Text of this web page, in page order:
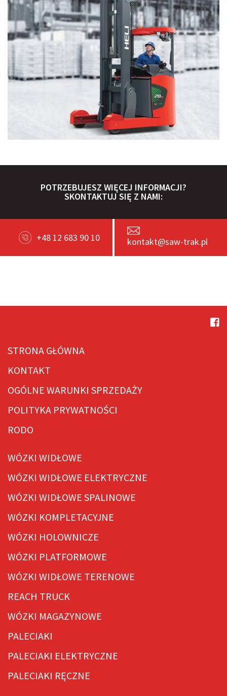
POTRZEBUJESZ WIĘCEJ INFORMACJI?
SKONTAKTUJ SIĘ Z NAMI:
+48 12 683 90 10 kontakt@saw-trak.pl
STRONA GŁÓWNA
KONTAKT
OGÓLNE WARUNKI SPRZEDAŻY
POLITYKA PRYWATNOŚCI
RODO
WÓZKI WIDŁOWE
WÓZKI WIDŁOWE ELEKTRYCZNE
WÓZKI WIDŁOWE SPALINOWE
WÓZKI KOMPLETACYJNE
WÓZKI HOLOWNICZE
WÓZKI PLATFORMOWE
WÓZKI WIDŁOWE TERENOWE
REACH TRUCK
WÓZKI MAGAZYNOWE
PALECIAKI
PALECIAKI ELEKTRYCZNE
PALECIAKI RĘCZNE